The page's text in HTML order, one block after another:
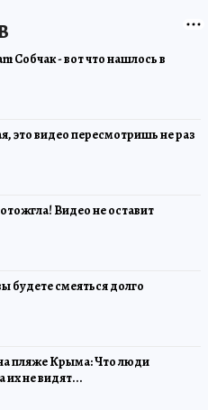
Собчак - вот что нашлось в
это видео пересмотришь не раз
Видео не оставит
будете смеяться долго
пляже Крыма: Что люди
их не видят...